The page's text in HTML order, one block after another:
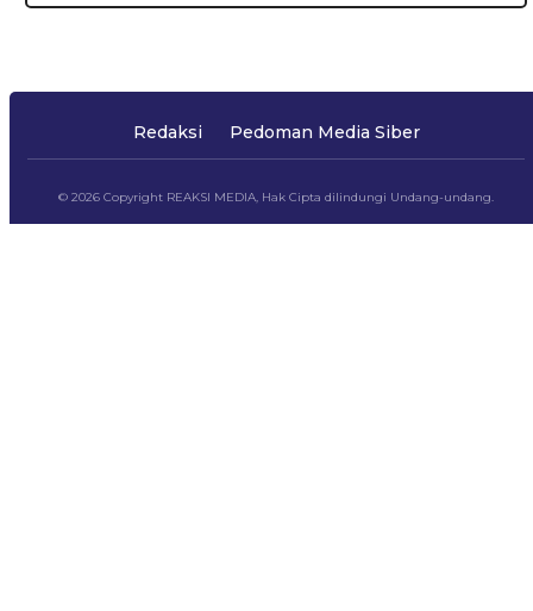
Redaksi Pedoman Media Siber
© 2026 Copyright REAKSI MEDIA, Hak Cipta dilindungi Undang-undang.